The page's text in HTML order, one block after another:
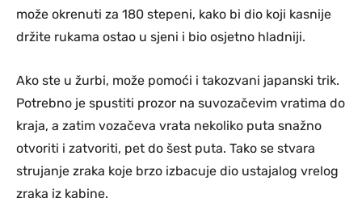
može okrenuti za 180 stepeni, kako bi dio koji kasnije
držite rukama ostao u sjeni i bio osjetno hladniji.
Ako ste u žurbi, može pomoći i takozvani japanski trik.
Potrebno je spustiti prozor na suvozačevim vratima do
kraja, a zatim vozačeva vrata nekoliko puta snažno
otvoriti i zatvoriti, pet do šest puta. Tako se stvara
strujanje zraka koje brzo izbacuje dio ustajalog vrelog
zraka iz kabine.